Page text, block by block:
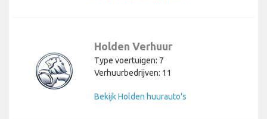
Holden Verhuur
Type voertuigen: 7
Verhuurbedrijven: 11
Bekijk Holden huurauto's